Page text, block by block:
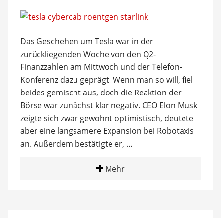
Das Geschehen um Tesla war in der
zurückliegenden Woche von den Q2-
Finanzzahlen am Mittwoch und der Telefon-
Konferenz dazu geprägt. Wenn man so will, fiel
beides gemischt aus, doch die Reaktion der
Börse war zunächst klar negativ. CEO Elon Musk
zeigte sich zwar gewohnt optimistisch, deutete
aber eine langsamere Expansion bei Robotaxis
an. Außerdem bestätigte er, …
Mehr